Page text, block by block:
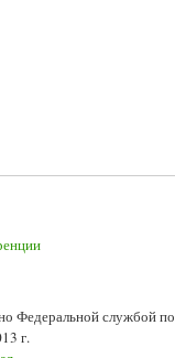
Федеральной службой по
г.